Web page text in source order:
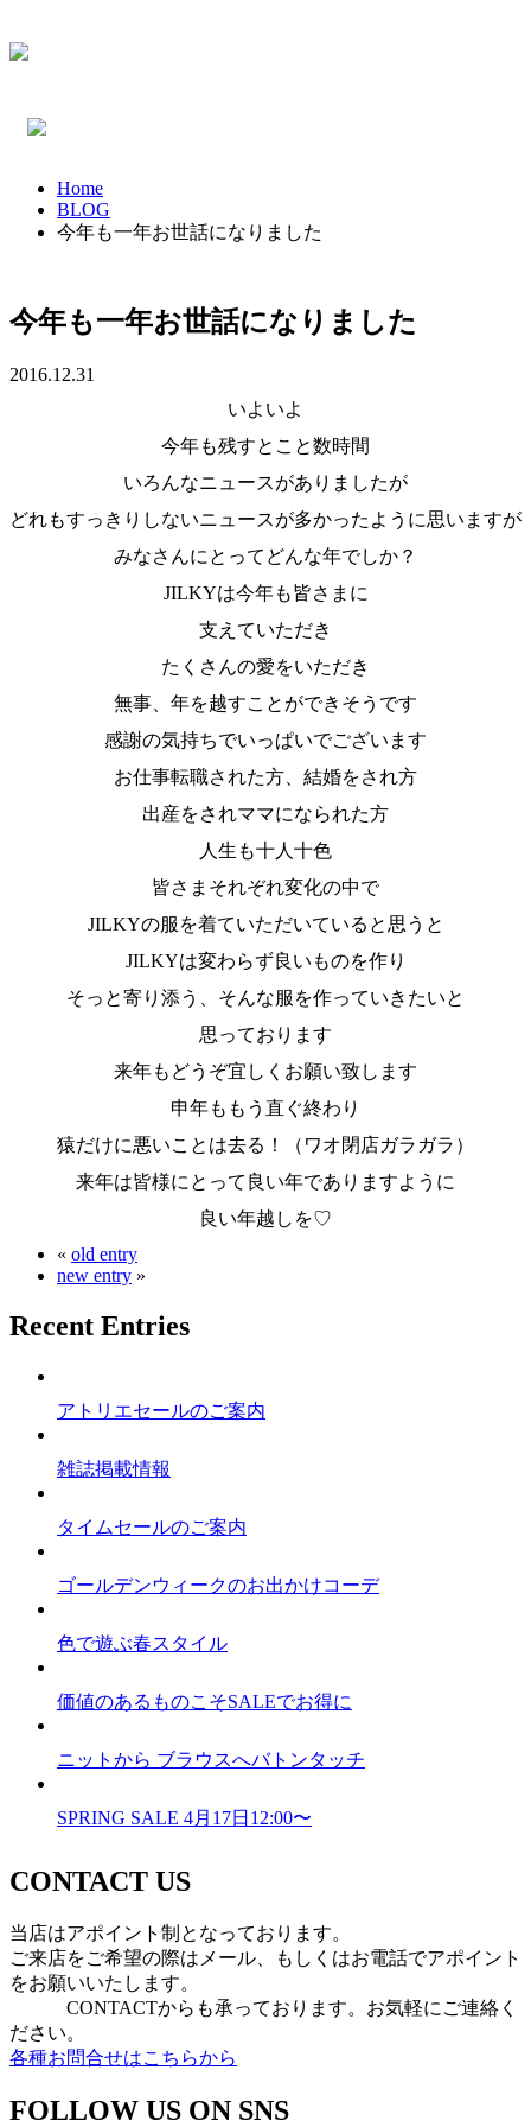
Home
BLOG
今年も一年お世話になりました
今年も一年お世話になりました
2016.12.31
いよいよ
今年も残すとこと数時間
いろんなニュースがありましたが
どれもすっきりしないニュースが多かったように思いますが
みなさんにとってどんな年でしか？
JILKYは今年も皆さまに
支えていただき
たくさんの愛をいただき
無事、年を越すことができそうです
感謝の気持ちでいっぱいでございます
お仕事転職された方、結婚をされ方
出産をされママになられた方
人生も十人十色
皆さまそれぞれ変化の中で
JILKYの服を着ていただいていると思うと
JILKYは変わらず良いものを作り
そっと寄り添う、そんな服を作っていきたいと
思っております
来年もどうぞ宜しくお願い致します
申年ももう直ぐ終わり
猿だけに悪いことは去る！（ワオ閉店ガラガラ）
来年は皆様にとって良い年でありますように
良い年越しを♡
« old entry
new entry »
Recent Entries
アトリエセールのご案内
雑誌掲載情報
タイムセールのご案内
ゴールデンウィークのお出かけコーデ
色で遊ぶ春スタイル
価値のあるものこそSALEでお得に
ニットから ブラウスへバトンタッチ
SPRING SALE 4月17日12:00〜
CONTACT US
当店はアポイント制となっております。
ご来店をご希望の際はメール、もしくはお電話でアポイント
をお願いいたします。
CONTACTからも承っております。お気軽にご連絡く
ださい。
各種お問合せはこちらから
FOLLOW US ON SNS